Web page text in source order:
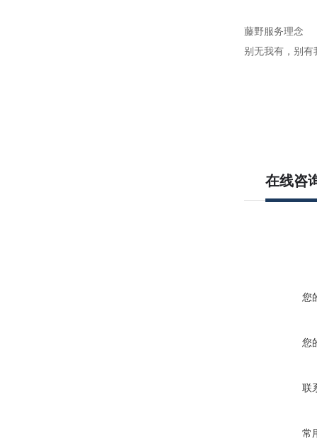
藤野服务理念
别无我有，别
在线咨
您
您
联
常